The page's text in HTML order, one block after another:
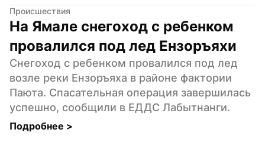
Происшествия
На Ямале снегоход с ребенком
провалился под лед Ензоръяхи
Снегоход с ребенком провалился под лед
возле реки Ензоръяха в районе фактории
Паюта. Спасательная операция завершилась
успешно, сообщили в ЕДДС Лабытнанги.
Подробнее >